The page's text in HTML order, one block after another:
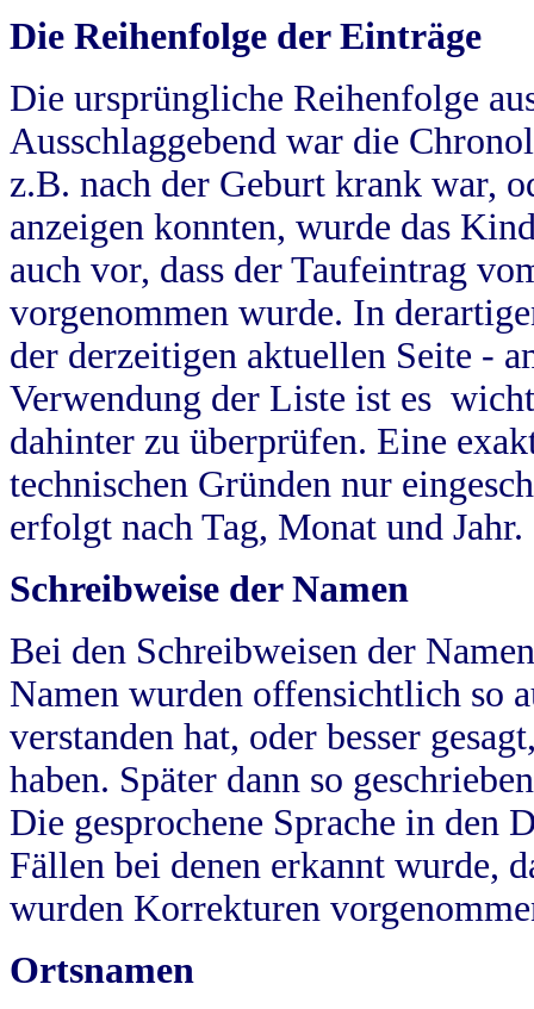
Die Reihenfolge der Einträge
Die ursprüngliche Reihenfolge
Ausschlaggebend war die
z.B. nach der Geburt krank war,
anzeigen konnten, wurde das
auch vor, dass der Taufeintrag
vorgenommen wurde. In
der derzeitigen aktuellen Seite -
Verwendung der Liste ist es
dahinter zu überprüfen. Eine
technischen Gründen nur
erfolgt nach Tag, Monat und Jahr.
Schreibweise der Namen
Bei den Schreibweisen der
Namen wurden offensichtlich so
verstanden hat, oder besser
haben. Später dann so
Die gesprochene Sprache in
Fällen bei denen erkannt wurde,
wurden Korrekturen
Ortsnamen